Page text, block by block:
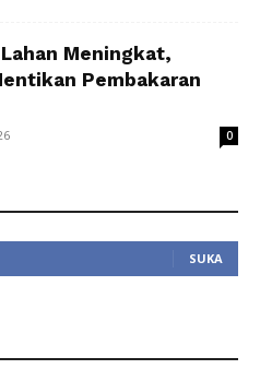
Meningkat,
Pembakaran
0
SUKA